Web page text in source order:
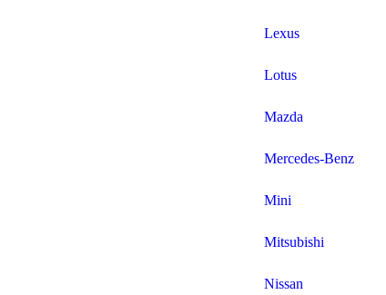
Lexus
Lotus
Mazda
Mercedes-Benz
Mini
Mitsubishi
Nissan